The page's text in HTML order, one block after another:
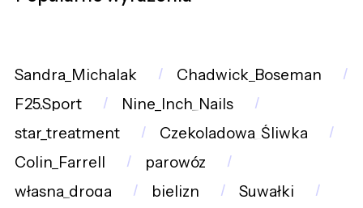
Sandra_Michalak
Chadwick_Boseman
F25.Sport
Nine_Inch_Nails
star_treatment
Czekoladowa_Śliwka
Colin_Farrell
parowóz
własna_droga
bielizn
Suwałki